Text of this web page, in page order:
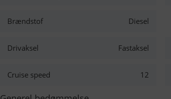
Brændstof Diesel
Drivaksel Fastaksel
Cruise speed 12